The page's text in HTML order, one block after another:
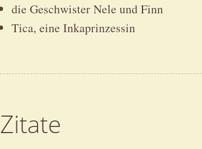
die Geschwister Nele und Finn
Tica, eine Inkaprinzessin
Zitate